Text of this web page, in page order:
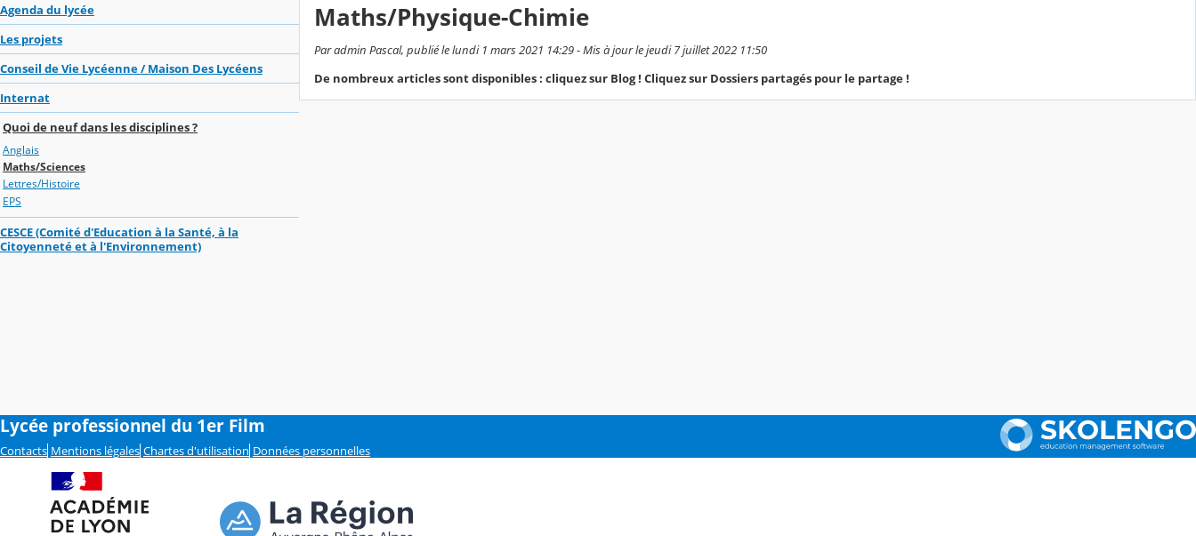
Agenda du lycée
Les projets
Conseil de Vie Lycéenne / Maison Des Lycéens
Internat
Quoi de neuf dans les disciplines ?
Anglais
Maths/Sciences
Lettres/Histoire
EPS
CESCE (Comité d'Education à la Santé, à la
Citoyenneté et à l'Environnement)
Maths/Physique-Chimie
Par admin Pascal, publié le lundi 1 mars 2021 14:29 - Mis à jour le jeudi 7 juillet 2022 11:50
De nombreux articles sont disponibles : cliquez sur Blog ! Cliquez sur Dossiers partagés pour le partage !
Lycée professionnel du 1er Film
Contacts Mentions légales Chartes d'utilisation Données personnelles